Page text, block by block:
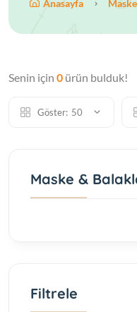
Anasayfa
Senin için 0 ürün bulduk!
Göster: 50
Maske &
Filtrele